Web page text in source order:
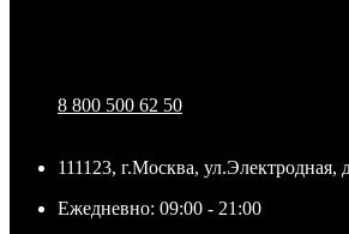
8 800 500 62 50
111123, г.Москва, ул.Электродная,
Ежедневно: 09:00 - 21:00